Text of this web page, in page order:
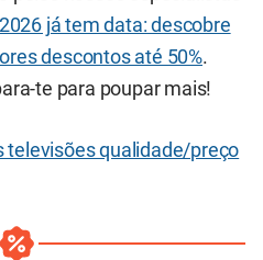
já tem data: descobre
descontos até 50%.
te para poupar mais!
televisões qualidade/preço